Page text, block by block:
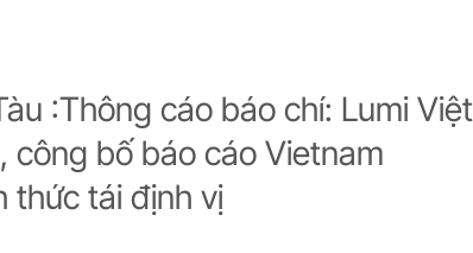
:Thông cáo báo chí: Lumi Việt
công bố báo cáo Vietnam
thức tái định vị